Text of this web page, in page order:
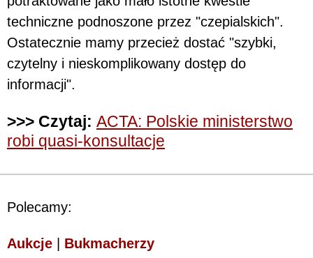
techniczne podnoszone przez "czepialskich".
Ostatecznie mamy przecież dostać "szybki,
czytelny i nieskomplikowany dostęp do
informacji".
>>> Czytaj: ACTA: Polskie ministerstwo
robi quasi-konsultacje
Polecamy:
Aukcje Bukmacherzy